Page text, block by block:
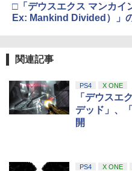
□「デウスエクス マンカイ
Ex: Mankind Divided）」
関連記事
PS4 X ONE
「デウスエ
デッド」、
開
PS4 X ONE